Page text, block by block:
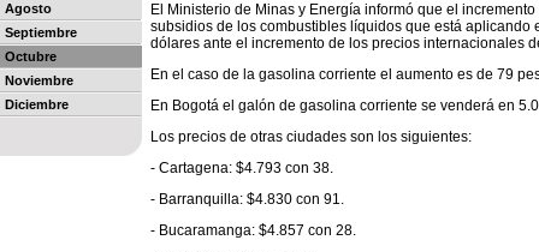
Agosto
Septiembre
Octubre
Noviembre
Diciembre
El Ministerio de Minas y Energía informó que el
subsidios de los combustibles líquidos que está aplicando
dólares ante el incremento de los precios internacionales
En el caso de la gasolina corriente el aumento es de 79
En Bogotá el galón de gasolina corriente se venderá en
Los precios de otras ciudades son los siguientes:
- Cartagena: $4.793 con 38.
- Barranquilla: $4.830 con 91.
- Bucaramanga: $4.857 con 28.